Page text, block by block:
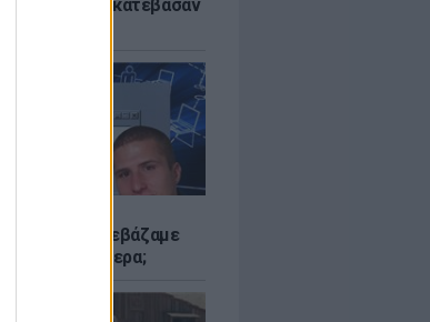
καλλιτέχνες κατέβασαν
που κατεβάζαμε
σήμερα;